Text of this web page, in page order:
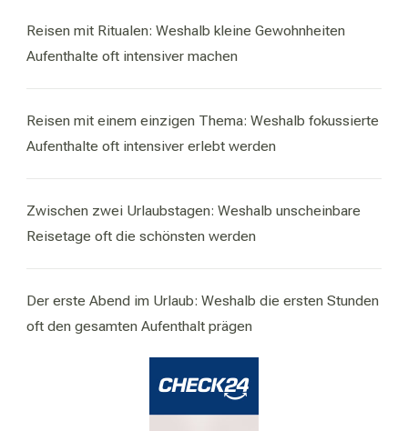
Reisen mit Ritualen: Weshalb kleine Gewohnheiten
Aufenthalte oft intensiver machen
Reisen mit einem einzigen Thema: Weshalb fokussierte
Aufenthalte oft intensiver erlebt werden
Zwischen zwei Urlaubstagen: Weshalb unscheinbare
Reisetage oft die schönsten werden
Der erste Abend im Urlaub: Weshalb die ersten Stunden
oft den gesamten Aufenthalt prägen